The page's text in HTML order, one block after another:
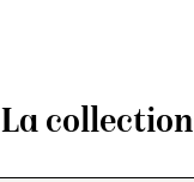
La collection